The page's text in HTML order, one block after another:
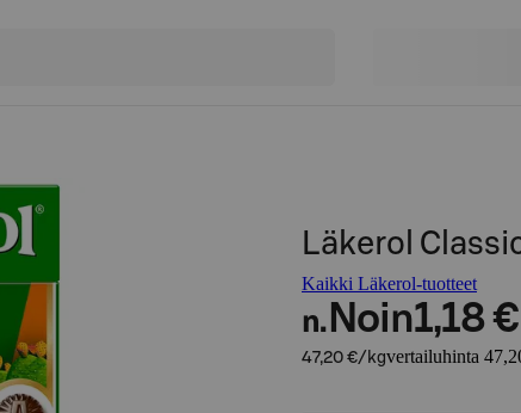
Läkerol
Kaikki Läkerol-tuotteet
n. Noin1,18 €
47,20 €/kgvertailuhinta